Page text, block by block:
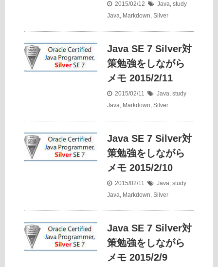
2015/02/12 Java, study
Java, Markdown, Silver
Java SE 7 Silver対
策勉強をしながら
メモ 2015/2/11
2015/02/11 Java, study
Java, Markdown, Silver
Java SE 7 Silver対
策勉強をしながら
メモ 2015/2/10
2015/02/11 Java, study
Java, Markdown, Silver
Java SE 7 Silver対
策勉強をしながら
メモ 2015/2/9